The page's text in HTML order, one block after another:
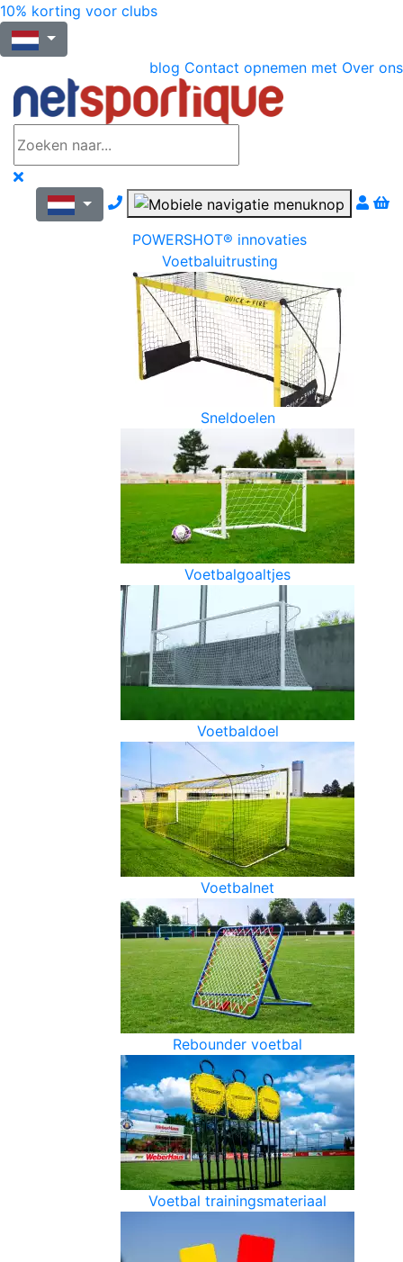
10% korting voor clubs
blog Contact opnemen met Over ons
Nous contacter par téléphone
POWERSHOT® innovaties
Voetbaluitrusting
Sneldoelen
Voetbalgoaltjes
Voetbaldoel
Voetbalnet
Rebounder voetbal
Voetbal trainingsmateriaal